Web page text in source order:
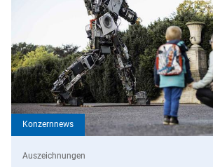
Konzernnews
Auszeichnungen